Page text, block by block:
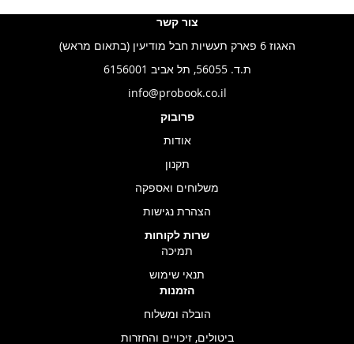
צור קשר
האגוז 6 פארק תעשיות חבל מודיעין (בתאום מראש)
ת.ד. 56055, תל אביב 6156001
info@probook.co.il
פרובוק
אודות
תקנון
משלוחים ואספקה
הצהרת נגישות
שרות לקוחות
תמיכה
תנאי שימוש
הזמנות
הובלה ומשלוח
ביטולים, זיכויים והחזרות